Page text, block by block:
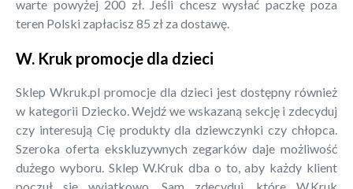
warte powyżej 200 zł. Jeśli chcesz wysłać paczkę poza
teren Polski zapłacisz 85 zł za dostawę.
W. Kruk promocje dla dzieci
Sklep Wkruk.pl promocje dla dzieci jest dostępny również
w kategorii Dziecko. Wejdź we wskazaną sekcję i zdecyduj
czy interesują Cię produkty dla dziewczynki czy chłopca.
Szeroka oferta ekskluzywnych zegarków daje możliwość
dużego wyboru. Sklep W.Kruk dba o to, aby każdy klient